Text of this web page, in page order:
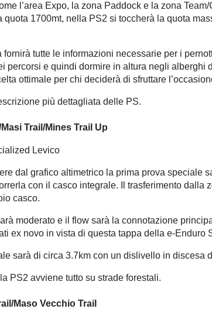
l’area Expo, la zona Paddock e la zona
quota 1700mt, nella PS2 si toccherà la quota
fornirà tutte le informazioni necessarie per i
percorsi e quindi dormire in altura negli
ottimale per chi deciderà di sfruttare
più dettagliata delle PS.
Trail/Mines Trail Up
dal grafico altimetrico la prima prova speciale
con il casco integrale. Il trasferimento dalla
casco.
moderato e il flow sarà la connotazione
ex novo in vista di questa tappa della e-Enduro
sarà di circa 3.7km con un dislivello in discesa
PS2 avviene tutto su strade forestali.
Maso Vecchio Trail